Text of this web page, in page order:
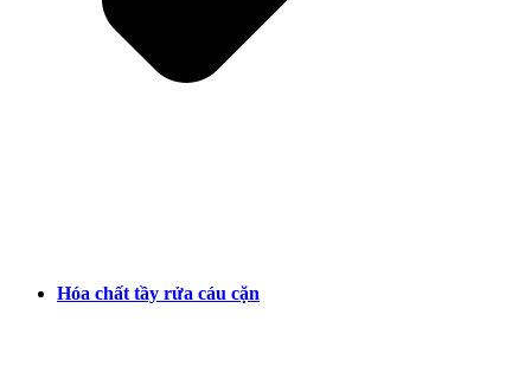
Hóa chất tầy rửa cáu cặn